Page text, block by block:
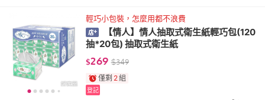
輕巧小包裝，怎麼用都不浪費
【情人】情人抽取式衛生紙輕巧包(120
抽*20包) 抽取式衛生紙
$269 $349
僅剩 2組
登記